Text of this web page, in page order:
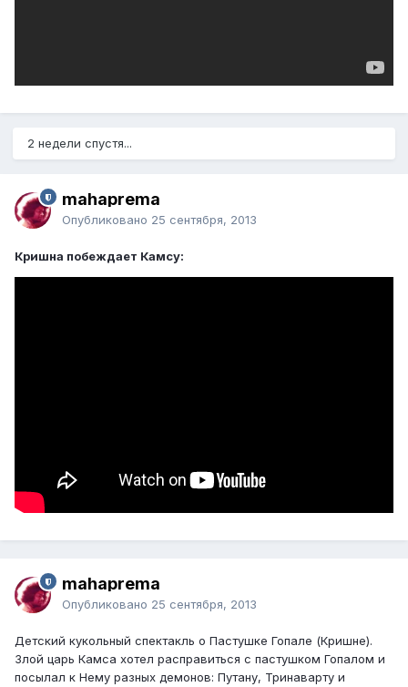
2 недели спустя...
mahaprema
Опубликовано 25 сентября, 2013
Кришна побеждает Камсу:
mahaprema
Опубликовано 25 сентября, 2013
Детский кукольный спектакль о Пастушке Гопале (Кришне).
Злой царь Камса хотел расправиться с пастушком Гопалом и
посылал к Нему разных демонов: Путану, Тринаварту и